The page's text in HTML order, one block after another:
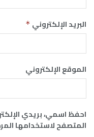
البريد الإلكتروني *
الموقع الإلكتروني
احفظ اسمي، بريدي
المتصفح لاستخدامها